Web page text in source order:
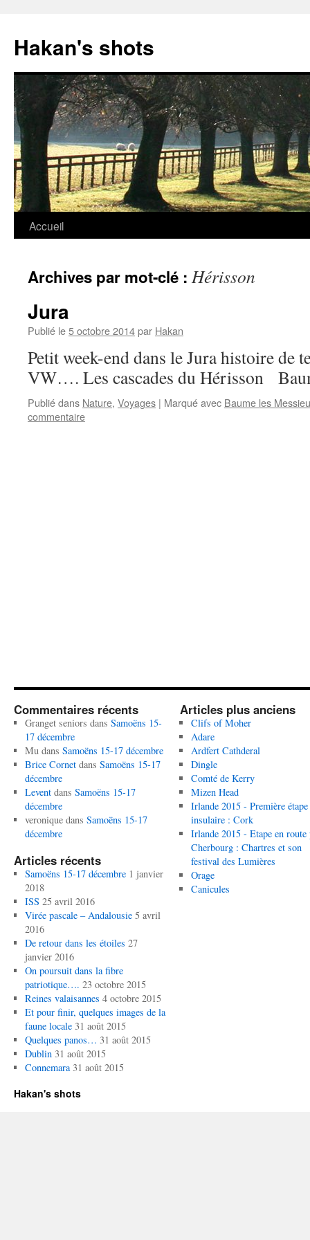
contenu
Hakan's shots
Accueil
Archives par mot-clé : Hérisson
Jura
Publié le5 octobre 2014par Hakan
Petit week-end dans le Jura histoire de
VW…. Les cascades du Hérisson
Publié dans Nature, Voyages | Marqué avec Baume les
commentaire
Commentaires récents
Granget seniors dans Samoëns 15-
17 décembre
Mudans Samoëns 15-17 décembre
Brice Cornetdans Samoëns 15-17
décembre
Leventdans Samoëns 15-17
décembre
veroniquedans Samoëns 15-17
décembre
Articles récents
Samoëns 15-17 décembre 1 janvier
2018
ISS 25 avril 2016
Virée pascale – Andalousie 5 avril
2016
De retour dans les étoiles 27
janvier 2016
On poursuit dans la fibre
patriotique…. 23 octobre 2015
Reines valaisannes 4 octobre 2015
Et pour finir, quelques images de la
faune locale 31 août 2015
Quelques panos… 31 août 2015
Dublin 31 août 2015
Connemara 31 août 2015
Articles plus anciens
Clifs of Moher
Adare
Ardfert Cathderal
Dingle
Comté de Kerry
Mizen Head
Irlande 2015 - Première étape
insulaire : Cork
Irlande 2015 - Etape en route
Cherbourg : Chartres et son
festival des Lumières
Orage
Canicules
Hakan's shots